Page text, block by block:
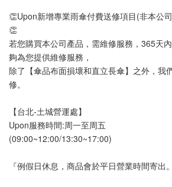
👏Upon新增專業雨傘付費送修項目(非本公
👏
若您購買本公司產品，需維修服務，365天
夠為您提供維修服務，
除了【傘品布面損壞和直立長傘】之外，我
修。
【台北-土城營運處】
Upon服務時間:周一至周五
(09:00~12:00/13:30~17:00)
『例假日休息，商品會於平日營業時間寄出